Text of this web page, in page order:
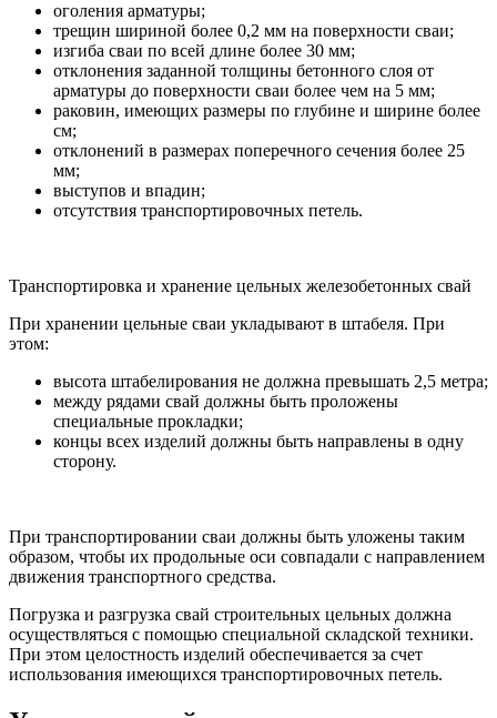
оголения арматуры;
трещин шириной более 0,2 мм на поверхности сваи;
изгиба сваи по всей длине более 30 мм;
отклонения заданной толщины бетонного слоя от
арматуры до поверхности сваи более чем на 5 мм;
раковин, имеющих размеры по глубине и ширине более
см;
отклонений в размерах поперечного сечения более 25
мм;
выступов и впадин;
отсутствия транспортировочных петель.
Транспортировка и хранение цельных железобетонных свай
При хранении цельные сваи укладывают в штабеля. При
этом:
высота штабелирования не должна превышать 2,5 метра;
между рядами свай должны быть проложены
специальные прокладки;
концы всех изделий должны быть направлены в одну
сторону.
При транспортировании сваи должны быть уложены таким
образом, чтобы их продольные оси совпадали с направлением
движения транспортного средства.
Погрузка и разгрузка свай строительных цельных должна
осуществляться с помощью специальной складской техники.
При этом целостность изделий обеспечивается за счет
использования имеющихся транспортировочных петель.